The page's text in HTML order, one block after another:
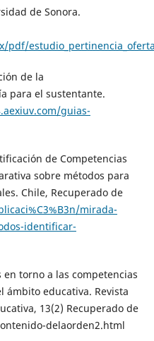
de Sonora.
de la
para el sustentante.
guias-
de Competencias
sobre métodos para
Chile, Recuperado de
mirada-
identificar-
en torno a las competencias
ámbito educativa. Revista
13(2) Recuperado de
delaorden2.html